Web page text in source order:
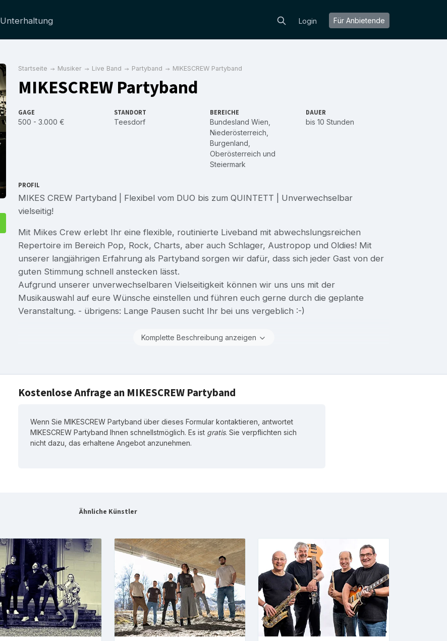
Unterhaltung Login Für Anbietende
Startseite Musiker Live Band Partyband MIKESCREW Partyband
MIKESCREW Partyband
GAGE
500 - 3.000 €
STANDORT
Teesdorf
BEREICHE
Bundesland Wien
Niederösterreich
Burgenland
Oberösterreich und
Steiermark
DAUER
bis 10 Stunden
PROFIL
MIKES CREW Partyband | Flexibel vom DUO bis zum QUINTETT | Unverwechselbar
vielseitig!
Mit Mikes Crew erlebt Ihr eine flexible, routinierte Liveband mit abwechslungsreichen
Repertoire im Bereich Pop, Rock, Charts, aber auch Schlager, Austropop und Oldies! Mit
unserer langjährigen Erfahrung als Partyband sorgen wir dafür, dass sich jeder Gast von der
guten Stimmung schnell anstecken lässt.
Aufgrund unserer unverwechselbaren Vielseitigkeit können wir uns uns mit der
Musikauswahl auf eure Wünsche einstellen und führen euch gerne durch die geplante
Veranstaltung. - übrigens: Lange Pausen sucht Ihr bei uns vergeblich :-)
Komplette Beschreibung anzeigen
Kostenlose Anfrage an MIKESCREW Partyband
Wenn Sie MIKESCREW Partyband über dieses Formular kontaktieren, antwortet
MIKESCREW Partyband Ihnen schnellstmöglich. Es ist gratis. Sie verpflichten sich
nicht dazu, das erhaltene Angebot anzunehmen.
Ähnliche Künstler